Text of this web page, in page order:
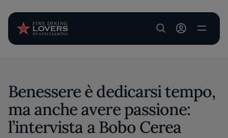
User account
Benessere è dedicarsi tempo,
ma anche avere passione:
l’intervista a Bobo Cerea